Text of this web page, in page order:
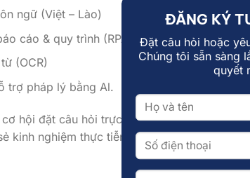
ngữ (Việt – Lào)
cáo & quy trình (RPA)
(OCR)
trợ pháp lý bằng Al.
hội đặt câu hỏi trực tiếp với các chuyên
kinh nghiệm thực tiễn trong suốt nhiều năm
ĐĂNG KÝ
Đặt câu hỏi hoặc
Chúng tôi sẵn sàng
quyết